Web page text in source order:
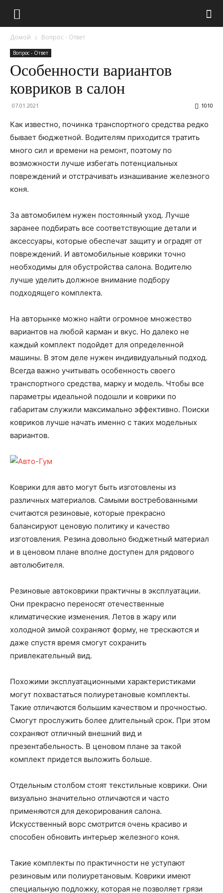
Домой Вопрос - Ответ
Вопрос - Ответ
Особенности вариантов
ковриков в салон
07.01.2021 1010
Как известно, починка транспортного средства редко
бывает бюджетной. Водителям приходится тратить
много сил и времени на ремонт, поэтому по
возможности лучше избегать потенциальных
повреждений и отстрачивать изнашивание железного
коня.
За автомобилем нужен постоянный уход. Лучше
заранее подбирать все соответствующие детали и
аксессуары, которые обеспечат защиту и оградят от
повреждений. И автомобильные коврики точно
необходимы для обустройства салона. Водителю
лучше уделить должное внимание подбору
подходящего комплекта.
На авторынке можно найти огромное множество
вариантов на любой карман и вкус. Но далеко не
каждый комплект подойдет для определенной
машины. В этом деле нужен индивидуальный подход.
Всегда важно учитывать особенность своего
транспортного средства, марку и модель. Чтобы все
параметры идеальной подошли и коврики по
габаритам служили максимально эффективно. Поиски
ковриков лучше начать именно с таких модельных
вариантов.
Коврики для авто могут быть изготовлены из
различных материалов. Самыми востребованными
считаются резиновые, которые прекрасно
балансируют ценовую политику и качество
изготовления. Резина довольно бюджетный материал
и в ценовом плане вполне доступен для рядового
автолюбителя.
Резиновые автоковрики практичны в эксплуатации.
Они прекрасно переносят отечественные
климатические изменения. Летов в жару или
холодной зимой сохраняют форму, не трескаются и
даже спустя время смогут сохранить
привлекательный вид.
Похожими эксплуатационными характеристиками
могут похвастаться полиуретановые комплекты.
Такие отличаются большим качеством и прочностью.
Смогут прослужить более длительный срок. При этом
сохраняют отличный внешний вид и
презентабельность. В ценовом плане за такой
комплект придется выложить больше.
Отдельным столбом стоят текстильные коврики. Они
визуально значительно отличаются и часто
применяются для декорирования салона.
Искусственный ворс смотрится очень красиво и
способен обновить интерьер железного коня.
Такие комплекты по практичности не уступают
резиновым или полиуретановым. Коврики имеют
специальную подложку, которая не позволяет грязи